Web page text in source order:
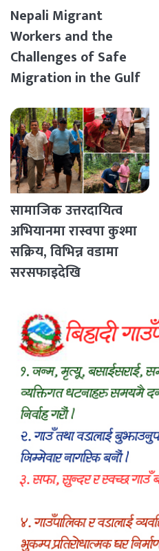
Nepali Migrant
Workers and the
Challenges of Safe
Migration in the Gulf
सामाजिक उत्तरदायित्व
अभियानमा रास्वपा कुश्मा
सक्रिय, विभिन्न वडामा
सरसफाइदेखि